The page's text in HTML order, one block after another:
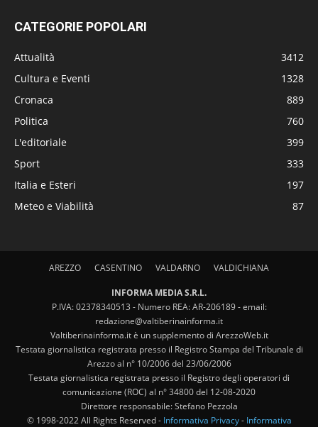
CATEGORIE POPOLARI
Attualità
3412
Cultura e Eventi
1328
Cronaca
889
Politica
760
L'editoriale
399
Sport
333
Italia e Esteri
197
Meteo e Viabilità
87
AREZZO CASENTINO VALDARNO VALDICHIANA
INFORMA MEDIA S.R.L.
P.IVA: 02378340513 - Numero REA: AR-206189 - email:
redazione@valtiberinainforma.it
Valtiberinainforma.it è un supplemento di ArezzoWeb.it
Testata giornalistica registrata presso il Registro Stampa del Tribunale di
Arezzo al n° 10/2006 del 23/06/2006
Testata giornalistica registrata presso il Registro degli operatori di
comunicazione (ROC) al n° 34800 del 12-08-2020
Direttore responsabile: Stefano Pezzola
© 1998-2022 All Rights Reserved - Informativa Privacy- Informativa